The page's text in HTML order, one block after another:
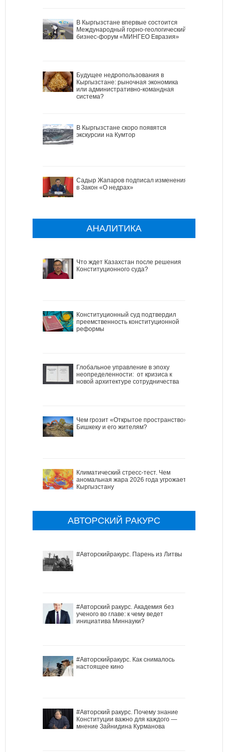
В Кыргызстане впервые состоится
Международный горно-геологический
бизнес-форум «МИНГЕО Евразия»
Будущее недропользования в
Кыргызстане: рыночная экономика
или административно-командная
система?
В Кыргызстане скоро появятся
экскурсии на Кумтор
Садыр Жапаров подписал изменения
в Закон «О недрах»
АНАЛИТИКА
Что ждет Казахстан после решения
Конституционного суда?
Конституционный суд подтвердил
преемственность конституционной
реформы
Глобальное управление в эпоху
неопределенности: от кризиса к
новой архитектуре сотрудничества
Чем грозит «Открытое пространство»
Бишкеку и его жителям?
Климатический стресс-тест. Чем
аномальная жара 2026 года угрожает
Кыргызстану
АВТОРСКИЙ РАКУРС
#Авторскийракурс. Парень из Литвы
#Авторский ракурс. Академия без
ученого во главе: к чему ведет
инициатива Миннауки?
#Авторскийракурс. Как снималось
настоящее кино
#Авторский ракурс. Почему знание
Конституции важно для каждого —
мнение Зайнидина Курманова